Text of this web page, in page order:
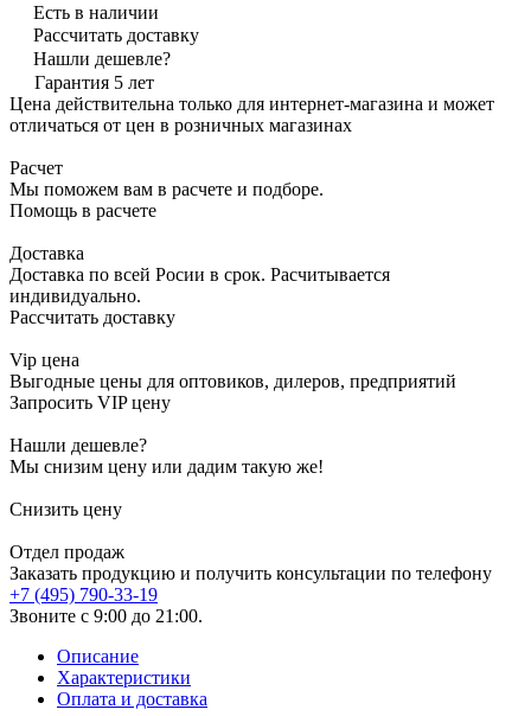
Есть в наличии
Рассчитать доставку
Нашли дешевле?
Гарантия 5 лет
Цена действительна только для интернет-магазина и может
отличаться от цен в розничных магазинах
Расчет
Мы поможем вам в расчете и подборе.
Помощь в расчете
Доставка
Доставка по всей Росии в срок. Расчитывается
индивидуально.
Рассчитать доставку
Vip цена
Выгодные цены для оптовиков, дилеров, предприятий
Запросить VIP цену
Нашли дешевле?
Мы снизим цену или дадим такую же!
Снизить цену
Отдел продаж
Заказать продукцию и получить консультации по телефону
+7 (495) 790-33-19
Звоните с 9:00 до 21:00.
Описание
Характеристики
Оплата и доставка